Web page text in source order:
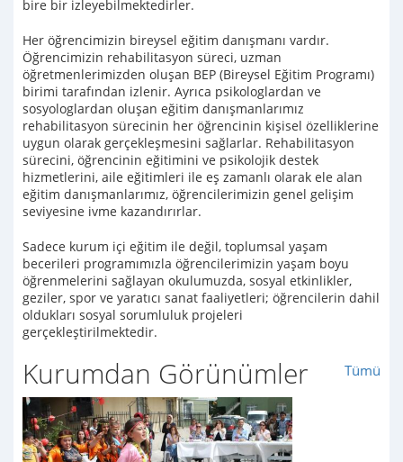
bire bir izleyebilmektedirler.
Her öğrencimizin bireysel eğitim danışmanı vardır.
Öğrencimizin rehabilitasyon süreci, uzman
öğretmenlerimizden oluşan BEP (Bireysel Eğitim Programı)
birimi tarafından izlenir. Ayrıca psikologlardan ve
sosyologlardan oluşan eğitim danışmanlarımız
rehabilitasyon sürecinin her öğrencinin kişisel özelliklerine
uygun olarak gerçekleşmesini sağlarlar. Rehabilitasyon
sürecini, öğrencinin eğitimini ve psikolojik destek
hizmetlerini, aile eğitimleri ile eş zamanlı olarak ele alan
eğitim danışmanlarımız, öğrencilerimizin genel gelişim
seviyesine ivme kazandırırlar.
Sadece kurum içi eğitim ile değil, toplumsal yaşam
becerileri programımızla öğrencilerimizin yaşam boyu
öğrenmelerini sağlayan okulumuzda, sosyal etkinlikler,
geziler, spor ve yaratıcı sanat faaliyetleri; öğrencilerin dahil
oldukları sosyal sorumluluk projeleri
gerçekleştirilmektedir.
Kurumdan Görünümler Tümü